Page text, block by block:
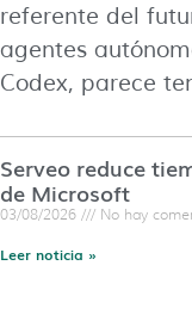
referente del
agentes
Codex, parece
Serveo reduce
de Microsoft
03/08/2026 No hay
Leer noticia »